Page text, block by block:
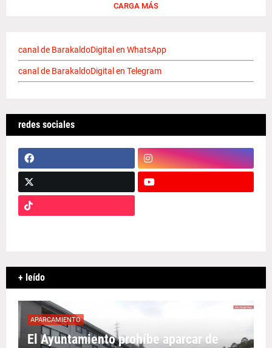
CARGA MÁS
canal de BarakaldoDigital en WhatsApp
canal de BarakaldoDigital en Telegram
redes sociales
+ leído
APARCAMIENTO
El Ayuntamiento prohíbe aparcar de